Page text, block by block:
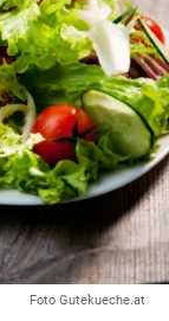
Foto Gutekueche.at